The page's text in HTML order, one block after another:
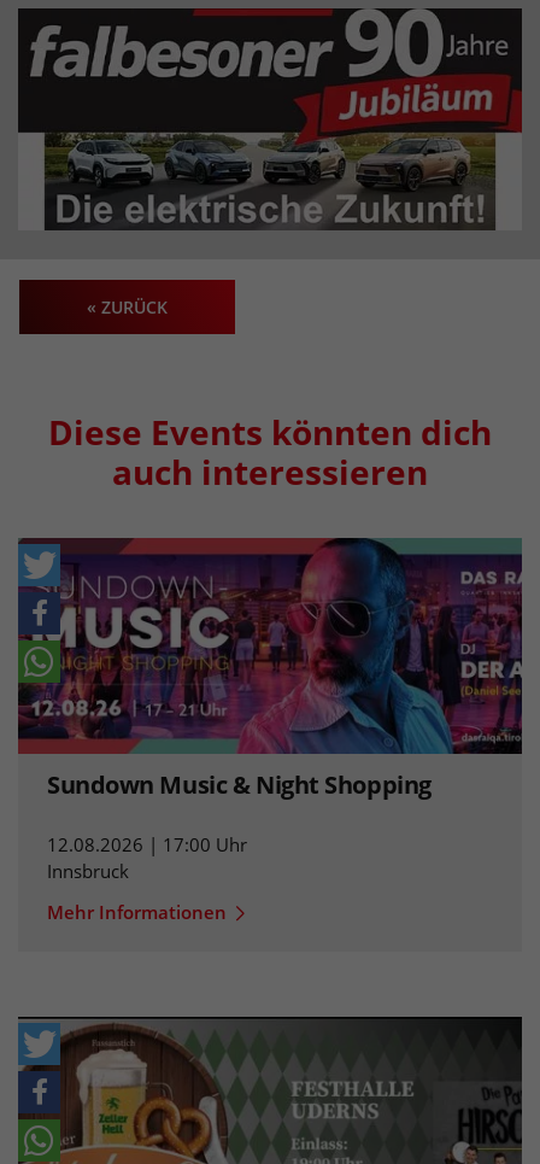
« ZURÜCK
Diese Events könnten dich
auch interessieren
Sundown Music & Night Shopping
12.08.2026 | 17:00 Uhr
Innsbruck
Mehr Informationen